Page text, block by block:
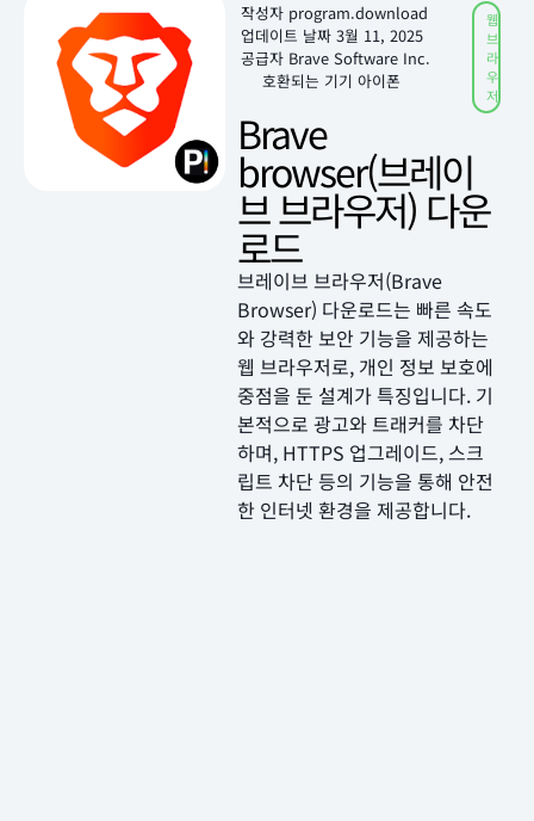
작성자 program.download
업데이트 날짜 3월 11, 2025
공급자 Brave Software Inc.
호환되는 기기 아이폰
웹
브
라
우
저
Brave
browser(브레이
브 브라우저) 다운
로드
브레이브 브라우저(Brave
Browser) 다운로드는 빠른 속도
와 강력한 보안 기능을 제공하는
웹 브라우저로, 개인 정보 보호에
중점을 둔 설계가 특징입니다. 기
본적으로 광고와 트래커를 차단
하며, HTTPS 업그레이드, 스크
립트 차단 등의 기능을 통해 안전
한 인터넷 환경을 제공합니다.